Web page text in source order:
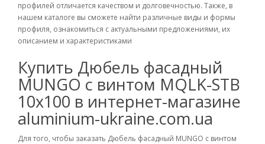
профилей отличается качеством и долговечностью. Также, в
нашем каталоге вы сможете найти различные виды и формы
профиля, ознакомиться с актуальными предложениями, их
описанием и характеристиками
Купить Дюбель фасадный
MUNGO с винтом MQLK-STB
10x100 в интернет-магазине
aluminium-ukraine.com.ua
Для того, чтобы заказать Дюбель фасадный MUNGO с винтом